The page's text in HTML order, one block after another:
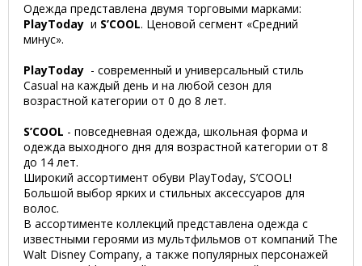
Одежда представлена двумя торговыми марками:
PlayToday и S’COOL. Ценовой сегмент «Средний
минус».
PlayToday - современный и универсальный стиль
Casual на каждый день и на любой сезон для
возрастной категории от 0 до 8 лет.
S’COOL - повседневная одежда, школьная форма и
одежда выходного дня для возрастной категории от 8
до 14 лет.
Широкий ассортимент обуви PlayToday, S’COOL!
Большой выбор ярких и стильных аксессуаров для
волос.
В ассортименте коллекций представлена одежда с
известными героями из мультфильмов от компаний The
Walt Disney Company, а также популярных персонажей